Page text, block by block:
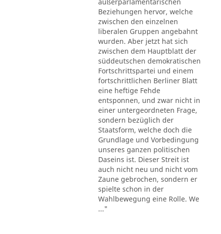
Beziehungen hervor, welche
zwischen den einzelnen
liberalen Gruppen angebahnt
wurden. Aber jetzt hat sich
zwischen dem Hauptblatt der
süddeutschen demokratischen
Fortschrittspartei und einem
fortschrittlichen Berliner Blatt
eine heftige Fehde
entsponnen, und zwar nicht in
einer untergeordneten Frage,
sondern bezüglich der
Staatsform, welche doch die
Grundlage und Vorbedingung
unseres ganzen politischen
Daseins ist. Dieser Streit ist
auch nicht neu und nicht vom
Zaune gebrochen, sondern er
spielte schon in der
Wahlbewegung eine Rolle. We
..."